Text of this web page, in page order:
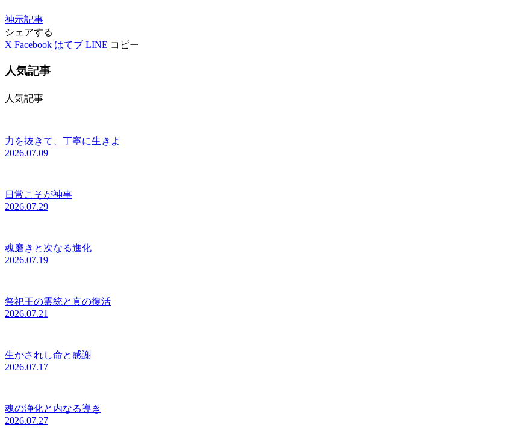
神示記事
シェアする
X Facebook はてブ LINE コピー
人気記事
人気記事
力を抜きて、丁寧に生きよ
2026.07.09
日常こそが神事
2026.07.29
魂磨きと次なる進化
2026.07.19
祭祀王の霊統と真の復活
2026.07.21
生かされし命と感謝
2026.07.17
魂の浄化と内なる導き
2026.07.27